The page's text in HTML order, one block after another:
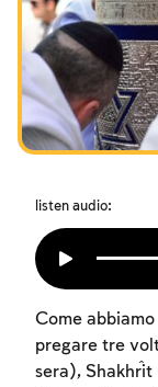
I digiuni
Hanukkah
Purìm
listen audio:
Come
pregare tre
sera),